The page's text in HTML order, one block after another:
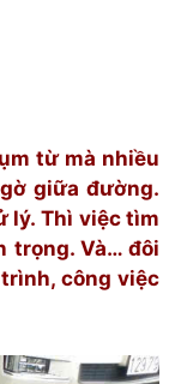
từ mà nhiều
giữa đường.
lý. Thì việc tìm
trọng. Và… đôi
công việc